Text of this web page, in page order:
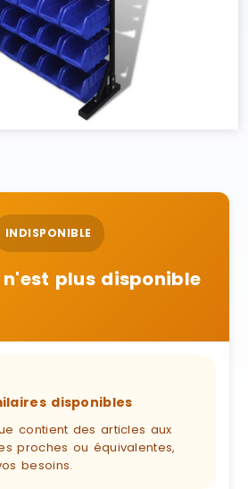
INDISPONIBLE
plus disponible
disponibles
contient des articles aux
proches ou équivalentes,
besoins.